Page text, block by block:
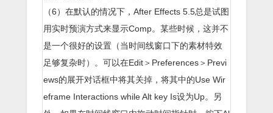
（6）在默认的情况下，After Effects 5.5总是试图
用实时预演方式来显示Comp。某些时候，这并不
是一个很好的设置（当时间线窗口下的素材特效
足够复杂时）。可以在Edit＞Preferences＞Previ
ews的展开对话框中将其关掉，将其中的Use Wir
eframe Interactions while Alt key Is设为Up。另